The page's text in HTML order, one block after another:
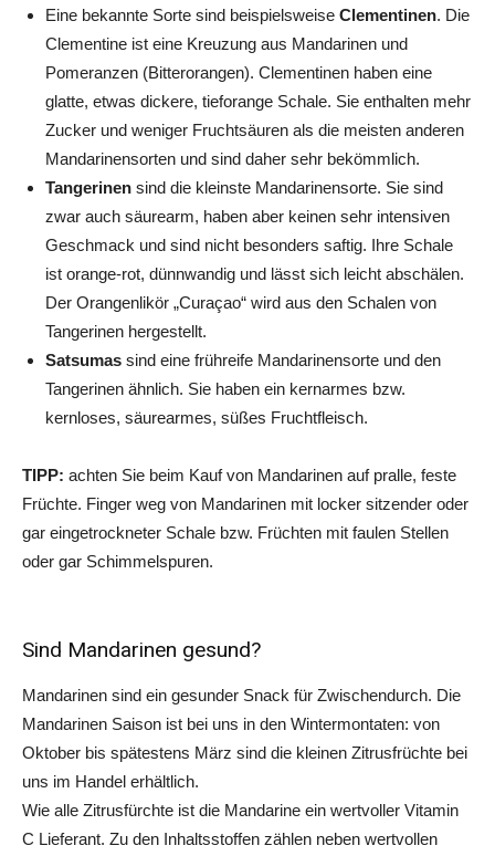
Eine bekannte Sorte sind beispielsweise Clementinen. Die
Clementine ist eine Kreuzung aus Mandarinen und
Pomeranzen (Bitterorangen). Clementinen haben eine
glatte, etwas dickere, tieforange Schale. Sie enthalten mehr
Zucker und weniger Fruchtsäuren als die meisten anderen
Mandarinensorten und sind daher sehr bekömmlich.
Tangerinen sind die kleinste Mandarinensorte. Sie sind
zwar auch säurearm, haben aber keinen sehr intensiven
Geschmack und sind nicht besonders saftig. Ihre Schale
ist orange-rot, dünnwandig und lässt sich leicht abschälen.
Der Orangenlikör „Curaçao“ wird aus den Schalen von
Tangerinen hergestellt.
Satsumas sind eine frühreife Mandarinensorte und den
Tangerinen ähnlich. Sie haben ein kernarmes bzw.
kernloses, säurearmes, süßes Fruchtfleisch.
TIPP: achten Sie beim Kauf von Mandarinen auf pralle, feste
Früchte. Finger weg von Mandarinen mit locker sitzender oder
gar eingetrockneter Schale bzw. Früchten mit faulen Stellen
oder gar Schimmelspuren.
Sind Mandarinen gesund?
Mandarinen sind ein gesunder Snack für Zwischendurch. Die
Mandarinen Saison ist bei uns in den Wintermontaten: von
Oktober bis spätestens März sind die kleinen Zitrusfrüchte bei
uns im Handel erhältlich.
Wie alle Zitrusfürchte ist die Mandarine ein wertvoller Vitamin
C Lieferant. Zu den Inhaltsstoffen zählen neben wertvollen